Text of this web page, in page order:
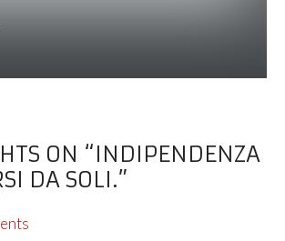
ON “INDIPENDENZA
DA SOLI.”